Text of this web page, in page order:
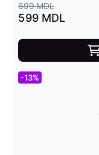
699 MDL
599 MDL
-13%